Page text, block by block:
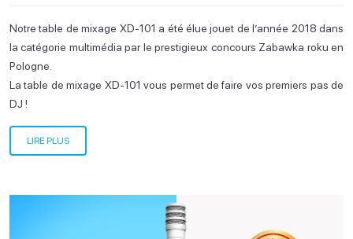
Notre table de mixage XD-101 a été élue jouet de l’année 2018 dans
la catégorie multimédia par le prestigieux concours Zabawka roku en
Pologne.
La table de mixage XD-101 vous permet de faire vos premiers pas de
DJ !
LIRE PLUS